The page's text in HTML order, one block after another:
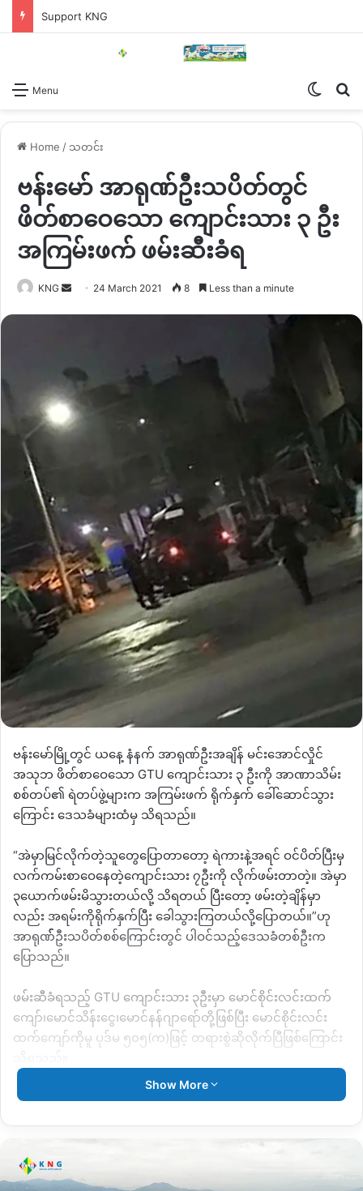
Support KNG
Menu
Home / သတင်း
ဗန်းမော် အာရုဏ်ဦးသပိတ်တွင်
ဖိတ်စာဝေသော ကျောင်းသား ၃ ဦး
အကြမ်းဖက် ဖမ်းဆီးခံရ
KNG
Send 24 March 2021 8 Less than a minute
ဗန်းမော်မြို့တွင် ယနေ့ နံနက် အာရုဏ်ဦးအချိန် မင်းအောင်လှိုင်
အသုဘ ဖိတ်စာဝေသော GTU ကျောင်းသား ၃ ဦးကို အာဏာသိမ်း
စစ်တပ်၏ ရဲတပ်ဖွဲ့များက အကြမ်းဖက် ရိုက်နှက် ခေါ်ဆောင်သွား
ကြောင်း ဒေသခံများထံမှ သိရသည်။
“အဲမှာမြင်လိုက်တဲ့သူတွေပြောတာတော့ ရဲကားနဲ့အရင် ဝင်ပိတ်ပြီးမှ
လက်ကမ်းစာဝေနေတဲ့ကျောင်းသား ၇ဦးကို လိုက်ဖမ်းတာတဲ့။ အဲမှာ
၃ယောက်ဖမ်းမိသွားတယ်လို့ သိရတယ် ပြီးတော့ ဖမ်းတဲ့ချိန်မှာ
လည်း အရမ်းကိုရိုက်နှက်ပြီး ခေါသွားကြတယ်လို့ပြောတယ်။”ဟု
အာရုဏ်််််ဦးသပိတ်စစ်ကြောင်းတွင် ပါဝင်သည့်ဒေသခံတစ်ဦးက
ပြောသည်။
ဖမ်းဆီခံရသည့် GTU ကျောင်းသား ၃ဦးမှာ မောင်စိုင်းလင်းထက်
ကျော်၊မောင်သိန်းငွေ၊မောင်နန်ဂျာရော်တို့ဖြစ်ပြီး မောင်စိုင်းလင်း
ထက်ကျော်ကိုမူ ပုဒ်မ ၅၀၅(က)ဖြင့် တရားစွဲဆိုလိုက်ပြီဖြစ်ကြောင်း
ဖမ်းဆီးခံလိုက်ရသည့် GTU ကျောင်းသား ၃ဦးသည် ယနေ့မနက်
“ပင်မသပိတ်စစ်ကြောင်းဘက်တော့ မလာဘဲနဲ့ မင်းအောင်လှိုင်
အသုဘ ဖိတ်စာဝေတဲ့ဘက်ကို တန်းသွားပြီး ဖမ်းတာဆိုတော့ ဒလန်
Show More